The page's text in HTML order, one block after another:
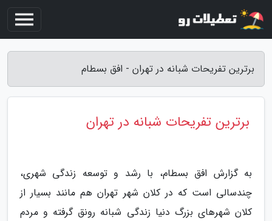
برترین تفریحات شبانه در تهران - افق بسطام
برترین تفریحات شبانه در تهران
به گزارش افق بسطام، با رشد و توسعه زندگی شهری،
چندسالی است که در کلان شهر تهران هم مانند بسیار از
کلان شهرهای بزرگ دنیا زندگی شبانه رونق گرفته و مردم